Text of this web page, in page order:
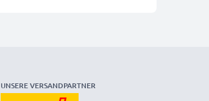
UNSERE VERSANDPARTNER